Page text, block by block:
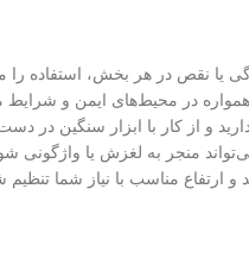
یا نقص در هر بخش، استفاده را
در محیط‌های ایمن و شرایط
و از کار با ابزار سنگین در
منجر به لغزش یا واژگونی
مناسب با نیاز شما